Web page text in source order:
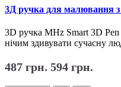
3Д ручка для малювання
3D ручка MHz Smart 3D Pen
нічим здивувати сучасну
487 грн. 594 грн.